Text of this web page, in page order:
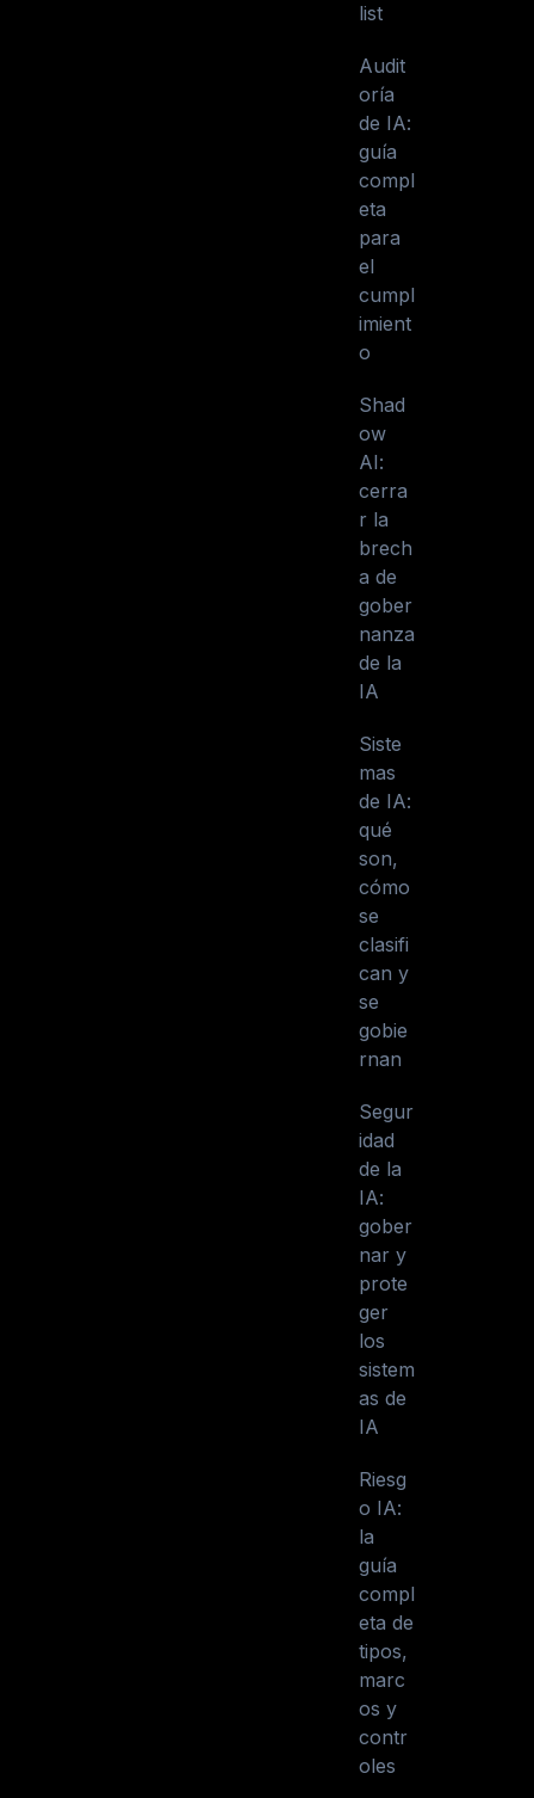
list
Audit
oría
de IA:
guía
compl
eta
para
el
cumpl
imient
o
Shad
ow
AI:
cerra
r la
brech
a de
gober
nanza
de la
IA
Siste
mas
de IA:
qué
son,
cómo
se
clasifi
can y
se
gobie
rnan
Segur
idad
de la
IA:
gober
nar y
prote
ger
los
sistem
as de
IA
Riesg
o IA:
la
guía
compl
eta de
tipos,
marc
os y
contr
oles